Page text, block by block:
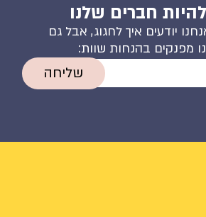
חברים שלנו
יודעים איך לחגוג, אבל גם
מפנקים בהנחות שוות:
שליחה